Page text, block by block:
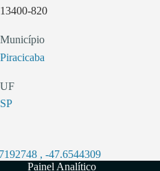
13400-820
Município
Piracicaba
UF
SP
, -47.6544309
Painel Analítico